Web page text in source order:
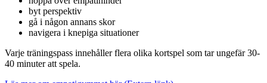
byt perspektiv
gå i någon annans skor
navigera i knepiga situationer
Varje träningspass innehåller flera olika kortspel som tar ungefär 30-
40 minuter att spela.